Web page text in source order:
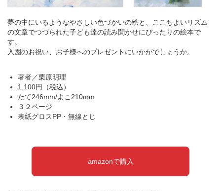
夢の中にいるようなやさしい色づかいの絵と、ここちよいリズム
の文章でつづられた子ども達の読み聞かせにぴったりの絵本で
す。
入園のお祝い、お子様へのプレゼントにいかがでしょうか。
著者／栗原明理
1,100円（税込）
たて246mm/よこ210mm
３２ページ
表紙グロスPP・無線とじ
amazonで購入